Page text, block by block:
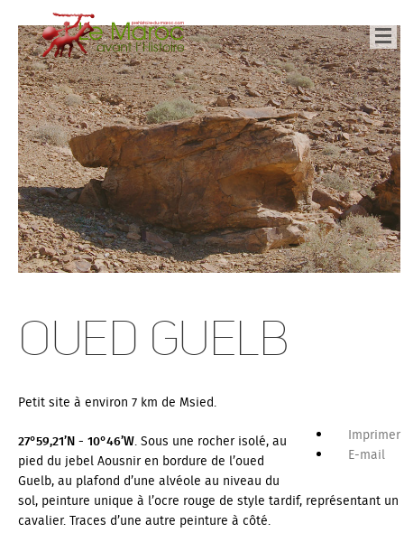
Oued Guelb
Imprimer
E-mail
Petit site à environ 7 km de Msied.
27°59,21’N - 10°46’W. Sous une rocher isolé, au
pied du jebel Aousnir en bordure de l’oued
Guelb, au plafond d’une alvéole au niveau du
sol, peinture unique à l’ocre rouge de style tardif, représentant un
cavalier. Traces d’une autre peinture à côté.